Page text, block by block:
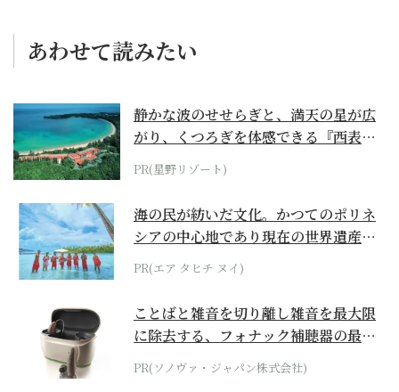
あわせて読みたい
静かな波のせせらぎと、満天の星が広
がり、くつろぎを体感できる『西表島
ホテル by...
PR(星野リゾート)
海の民が紡いだ文化。かつてのポリネ
シアの中心地であり現在の世界遺産か
らみえてくる...
PR(エア タヒチ ヌイ)
ことばと雑音を切り離し雑音を最大限
に除去する、フォナック補聴器の最上
位モデル
PR(ソノヴァ・ジャパン株式会社)